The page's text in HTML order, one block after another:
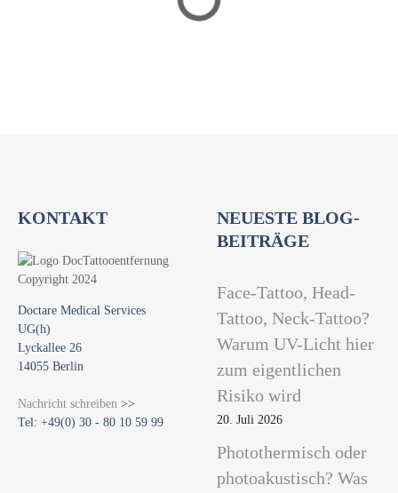
KONTAKT
Doctare Medical Services
UG(h)
Lyckallee 26
14055 Berlin
Nachricht schreiben >>
Tel: +49(0) 30 - 80 10 59 99
NEUESTE BLOG-
BEITRÄGE
Face-Tattoo, Head-
Tattoo, Neck-Tattoo?
Warum UV-Licht hier
zum eigentlichen
Risiko wird
20. Juli 2026
Photothermisch oder
photoakustisch? Was